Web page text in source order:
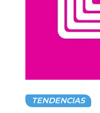
TENDENCIAS